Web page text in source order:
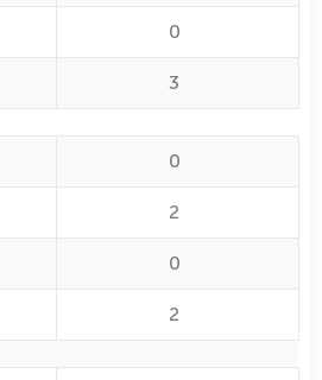
0
3
0
2
0
2